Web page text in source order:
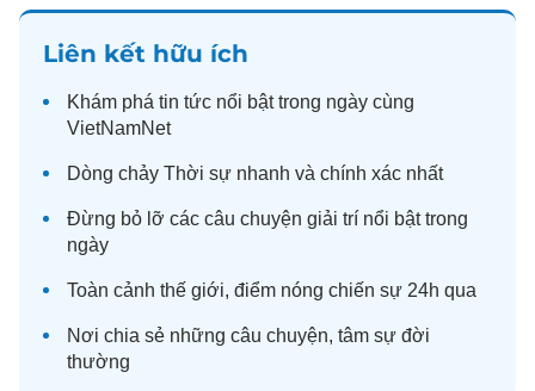
Liên kết hữu ích
Khám phá tin tức nổi bật trong ngày cùng
VietNamNet
Dòng chảy Thời sự nhanh và chính xác nhất
Đừng bỏ lỡ các câu chuyện giải trí nổi bật trong
ngày
Toàn cảnh thế giới, điểm nóng chiến sự 24h qua
Nơi chia sẻ những câu chuyện, tâm sự đời
thường